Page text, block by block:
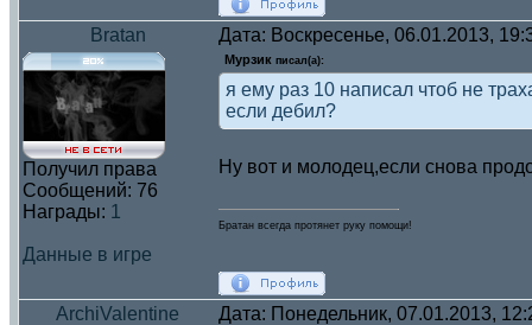
Bratan Дата: Воскресенье, 06.01.2013,
Получил права
Сообщений: 76
Награды: 1
Данные в игре
Мурзик писал(а):
я ему раз 10 написал чтоб не
если дебил?
Ну вот и молодец,если снова
Братан всегда протянет руку помощи!
ArchiValentine Дата: Понедельник, 07.01.2013,